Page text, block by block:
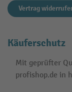
Vertrag
Käuferschutz
Mit geprüfter
profishop.de in